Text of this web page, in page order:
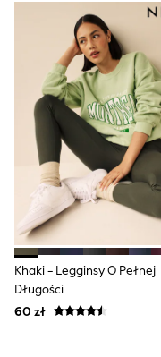
All Underwear
New In
Nighties
Pyjamas
Robes
Socks & Tights
All Bags &
Bags
All
All Partywear
Wedding
Dresses
Shoes
Skirts
Denim Jackets
Raincoats
Shackets
Khaki - Legginsy O Pełnej
Długości
60 zł